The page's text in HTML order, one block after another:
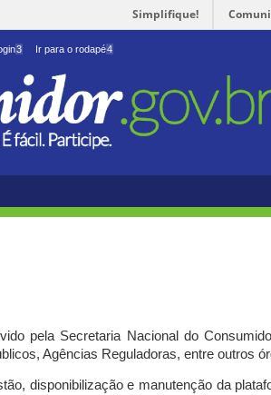
Simplifique!
3 Ir para o rodapé4
pela Secretaria Nacional do
Agências Reguladoras, entre outros
disponibilização e manutenção da